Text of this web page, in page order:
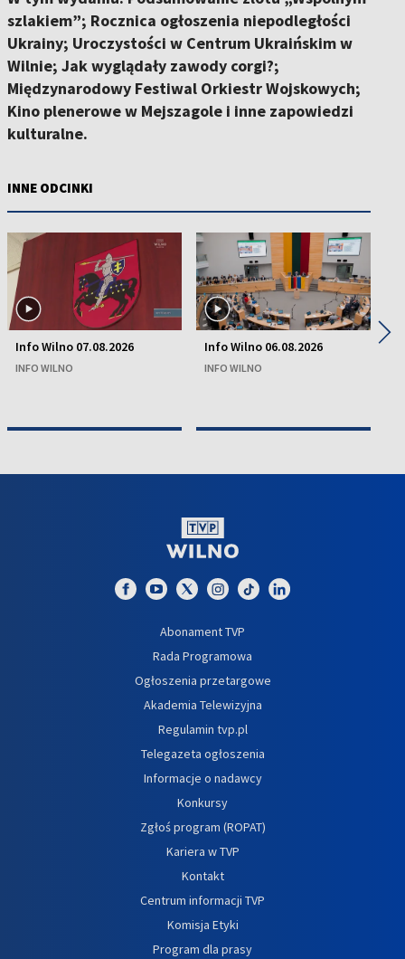
szlakiem”; Rocznica ogłoszenia niepodległości
Ukrainy; Uroczystości w Centrum Ukraińskim w
Wilnie; Jak wyglądały zawody corgi?;
Międzynarodowy Festiwal Orkiestr Wojskowych;
Kino plenerowe w Mejszagole i inne zapowiedzi
kulturalne.
INNE ODCINKI
Info Wilno 07.08.2026
INFO WILNO
Info Wilno 06.08.2026
INFO WILNO
▶
Abonament TVP
Rada Programowa
Ogłoszenia przetargowe
Akademia Telewizyjna
Regulamin tvp.pl
Telegazeta ogłoszenia
Informacje o nadawcy
Konkursy
Zgłoś program (ROPAT)
Kariera w TVP
Kontakt
Centrum informacji TVP
Komisja Etyki
Program dla prasy